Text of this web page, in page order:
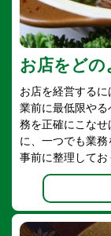
お店をどの
お店を経営する
業前に最低限や
務を正確にこな
に、一つでも業
事前に整理してお